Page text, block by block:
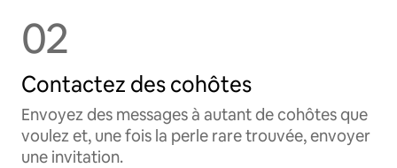
02
Contactez des cohôtes
Envoyez des messages à autant de cohôtes que
voulez et, une fois la perle rare trouvée, envoyer
une invitation.